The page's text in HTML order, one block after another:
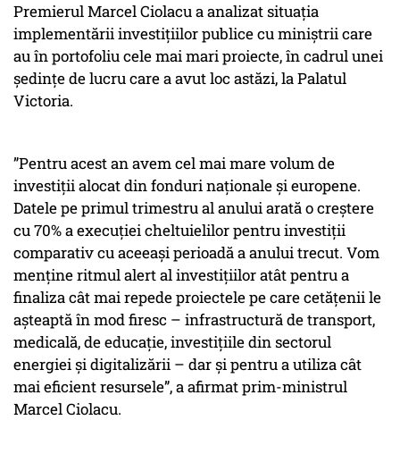
Premierul Marcel Ciolacu a analizat situația
implementării investițiilor publice cu miniștrii care
au în portofoliu cele mai mari proiecte, în cadrul unei
ședințe de lucru care a avut loc astăzi, la Palatul
Victoria.
”Pentru acest an avem cel mai mare volum de
investiții alocat din fonduri naționale și europene.
Datele pe primul trimestru al anului arată o creștere
cu 70% a execuției cheltuielilor pentru investiții
comparativ cu aceeași perioadă a anului trecut. Vom
menține ritmul alert al investițiilor atât pentru a
finaliza cât mai repede proiectele pe care cetățenii le
așteaptă în mod firesc – infrastructură de transport,
medicală, de educație, investițiile din sectorul
energiei și digitalizării – dar și pentru a utiliza cât
mai eficient resursele”, a afirmat prim-ministrul
Marcel Ciolacu.